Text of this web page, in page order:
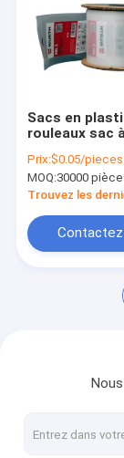
Vidéos
À propos
Nous
Nouvelles
Demandez
Sacs
douilles de
Sacs en
rouleaux sac
prix bon
à rouleaux
haute
Prix:$0.05/pieces 30000-
MOQ:30000
Trouvez les
Contactez